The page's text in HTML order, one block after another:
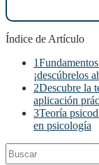
Índice de Artículo
1
¡descúbrelos
2Descubre la
aplicación
3Teoría
en psicología
Buscar